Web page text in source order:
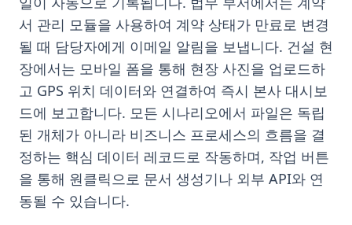
서 관리 모듈을 사용하여 계약 상태가 만료로 변경
될 때 담당자에게 이메일 알림을 보냅니다. 건설 현
장에서는 모바일 폼을 통해 현장 사진을 업로드하
고 GPS 위치 데이터와 연결하여 즉시 본사 대시보
드에 보고합니다. 모든 시나리오에서 파일은 독립
된 개체가 아니라 비즈니스 프로세스의 흐름을 결
정하는 핵심 데이터 레코드로 작동하며, 작업 버튼
을 통해 원클릭으로 문서 생성기나 외부 API와 연
동될 수 있습니다.